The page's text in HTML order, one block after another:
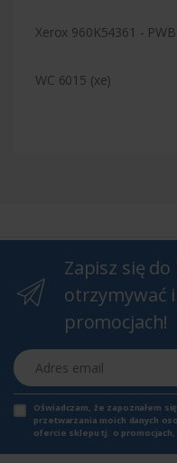
Xerox 960K54361 -
WC 6015 (xe)
Zapisz się
otrzymywać
promocjach!
Adres email
Oświadczam, że zapoznałem
przetwarzania moich danych
ofercie sklepu tj. o promocjach,